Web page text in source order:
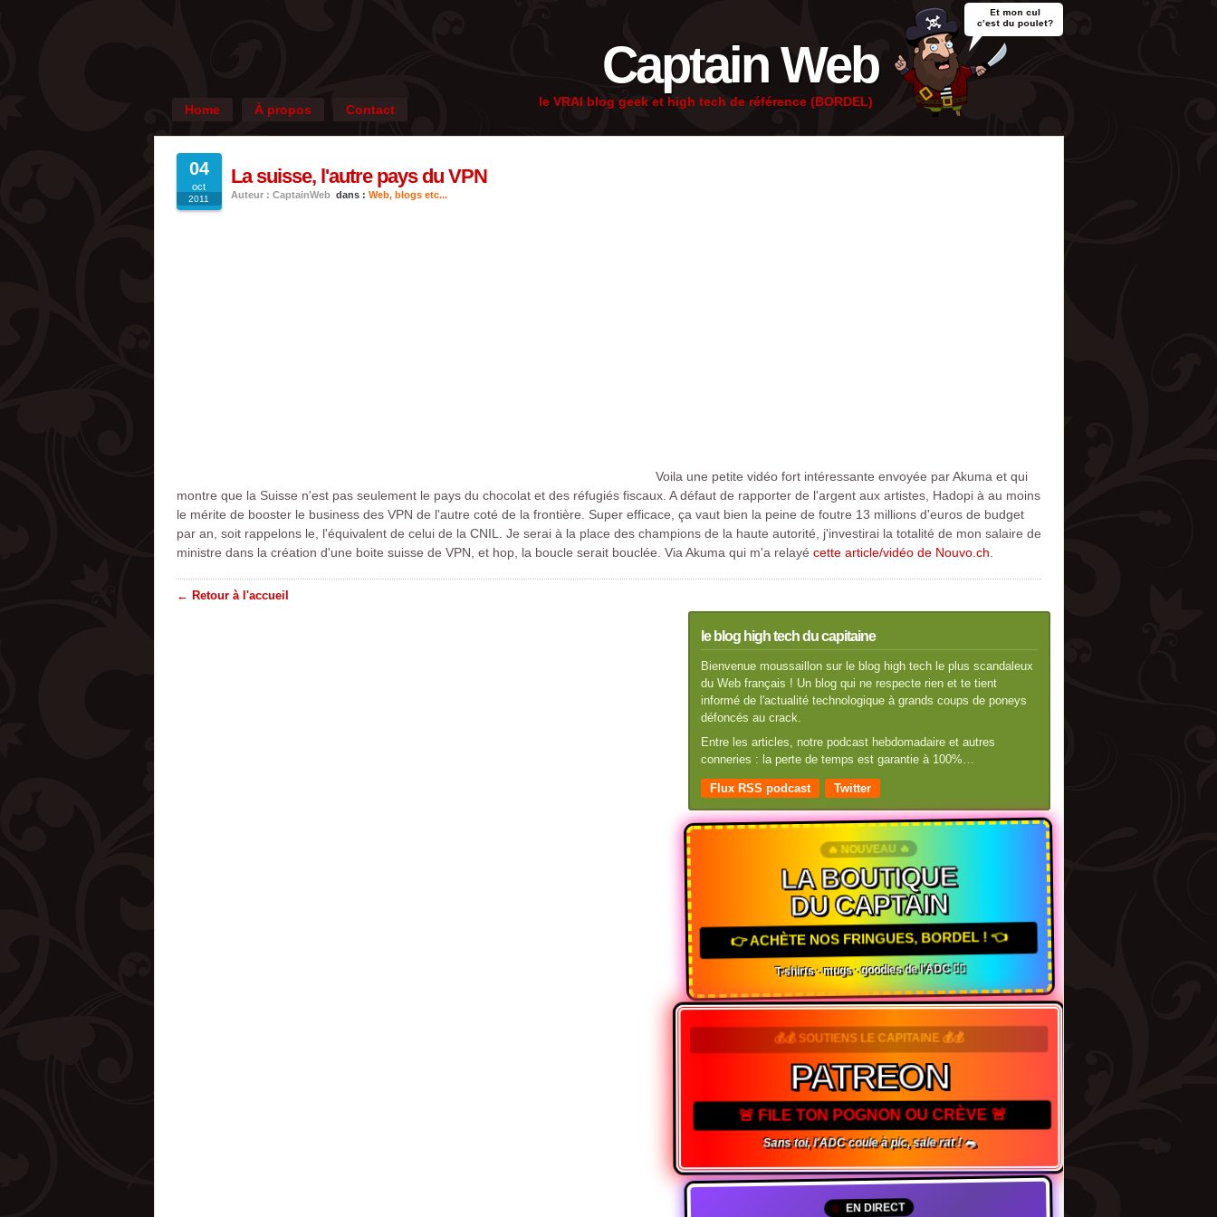
Captain Web
le VRAI blog geek et high tech de référence (BORDEL)
Home À propos Contact
04
oct
2011
La suisse, l'autre pays du VPN
Auteur : CaptainWeb dans : Web, blogs etc...
Voila une petite vidéo fort intéressante envoyée par Akuma et qui
montre que la Suisse n'est pas seulement le pays du chocolat et des réfugiés fiscaux. A défaut de rapporter de l'argent aux artistes, Hadopi à au moins
le mérite de booster le business des VPN de l'autre coté de la frontière. Super efficace, ça vaut bien la peine de foutre 13 millions d'euros de budget
par an, soit rappelons le, l'équivalent de celui de la CNIL. Je serai à la place des champions de la haute autorité, j'investirai la totalité de mon salaire de
ministre dans la création d'une boite suisse de VPN, et hop, la boucle serait bouclée. Via Akuma qui m'a relayé cette article/vidéo de Nouvo.ch
← Retour à l'accueil
le blog high tech du capitaine
Bienvenue moussaillon sur le blog high tech le plus scandaleux
du Web français ! Un blog qui ne respecte rien et te tient
informé de l'actualité technologique à grands coups de poneys
défoncés au crack.
Entre les articles, notre podcast hebdomadaire et autres
conneries : la perte de temps est garantie à 100%…
Flux RSS podcast Twitter
🔥 NOUVEAU 🔥
LA BOUTIQUE
DU CAPTAIN
👉 ACHÈTE NOS FRINGUES, BORDEL ! 👈
T-shirts · mugs · goodies de l'ADC 🏴‍☠️
💰💰 SOUTIENS LE CAPITAINE 💰💰
PATREON
🚨 FILE TON POGNON OU CRÈVE 🚨
Sans toi, l'ADC coule à pic, sale rat ! 🐀
EN DIRECT